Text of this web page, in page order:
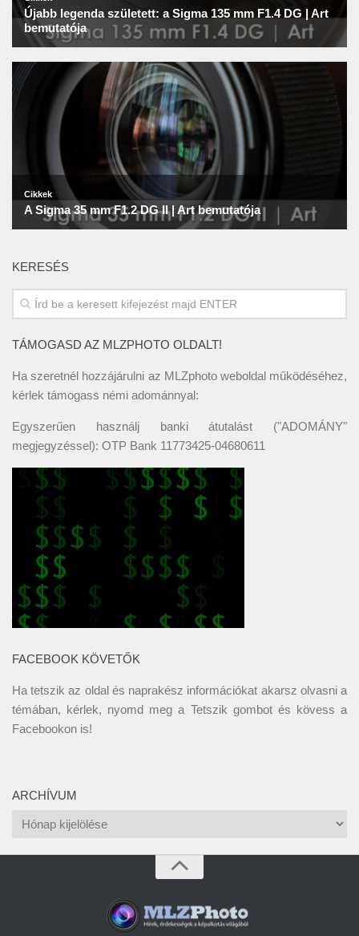
KERESÉS
TÁMOGASD AZ MLZPHOTO OLDALT!
Ha szeretnél hozzájárulni az MLZphoto weboldal működéséhez,
kérlek támogass némi adománnyal:
Egyszerűen használj banki átutalást ("ADOMÁNY"
megjegyzéssel): OTP Bank 11773425-04680611
FACEBOOK KÖVETŐK
Ha tetszik az oldal és naprakész információkat akarsz olvasni a
témában, kérlek, nyomd meg a Tetszik gombot és kövess a
Facebookon is!
ARCHÍVUM
Archívum